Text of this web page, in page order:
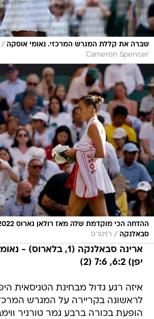
שברה את קללת המגרש המרכזי. נאומי אוסקה /
Cameron Spencer
סבאלנקה / רויטרס
יפן) 6:2, 7:6 (2)
איזה רגע גדול מבחינת הטניסאית
לראשונה בקריירה על המגרש
הופעת בכורה ברבע גמר טורניר